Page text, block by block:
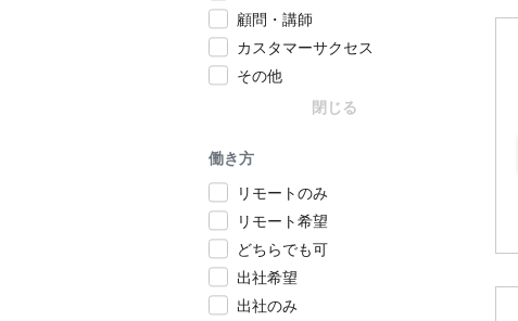
顧問・講師
カスタマーサクセス
その他
閉じる
働き方
リモートのみ
リモート希望
どちらでも可
出社希望
出社のみ